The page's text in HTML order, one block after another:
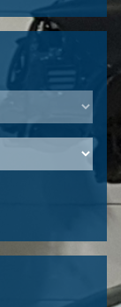
gefunden?